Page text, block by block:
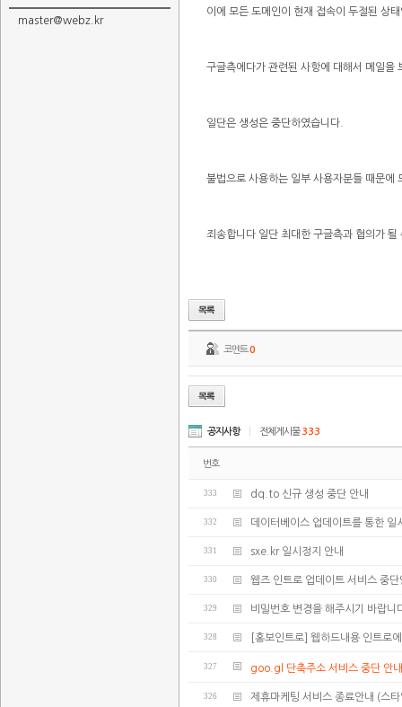
master@webz.kr
이에 모든 도메인이 현재 접속이 두절된 상
구글측에다가 관련된 사항에 대해서 메일을
일단은 생성은 중단하였습니다.
불법으로 사용하는 일부 사용자분들 때문에
죄송합니다 일단 최대한 구글측과 협의가
코멘트0
공지사항 전체게시물333
번호
333 dq.to 신규 생성 중단 안내
332 데이터베이스 업데이트를 통한 일
331 sxe.kr 일시정지 안내
330 웹즈 인트로 업데이트 서비스 중단
329 비밀번호 변경을 해주시기 바랍니
328 [홍보인트로] 웹하드내용 인트로
327 goo.gl 단축주소 서비스 중단 안내
326 제휴마케팅 서비스 종료안내 (스